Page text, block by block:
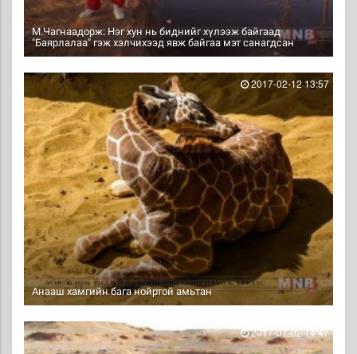
М.Чагнаадорж: Нэг хун нь биднийг хүлээж байгаад
"Баярлалаа" гэж хэлчихээд явж байгаа мэт санагдсан
Анааш хамгийн бага нойртой амьтан
2017-02-12 13:57
2017-01-02 14:47